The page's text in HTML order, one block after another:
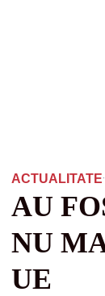
ACTUALITATE·
AU
NU
UE